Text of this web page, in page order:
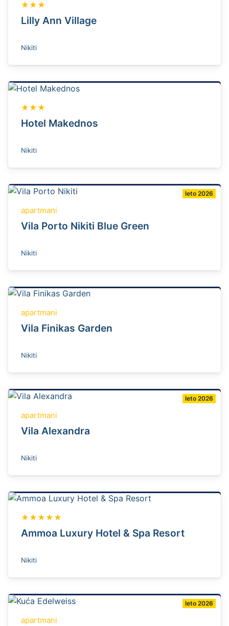
★★★
Lilly Ann Village
Nikiti
★★★
Hotel Makednos
Nikiti
leto 2026
apartmani
Vila Porto Nikiti Blue Green
Nikiti
apartmani
Vila Finikas Garden
Nikiti
leto 2026
apartmani
Vila Alexandra
Nikiti
★★★★★
Ammoa Luxury Hotel & Spa Resort
Nikiti
leto 2026
apartmani